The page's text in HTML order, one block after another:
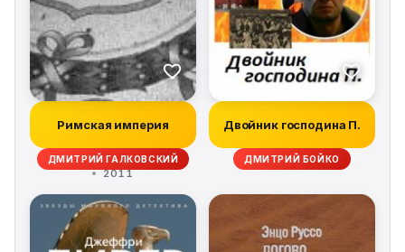
Римская империя
ДМИТРИЙ ГАЛКОВСКИЙ
2011
Двойник господина П.
ДМИТРИЙ БОЙКО